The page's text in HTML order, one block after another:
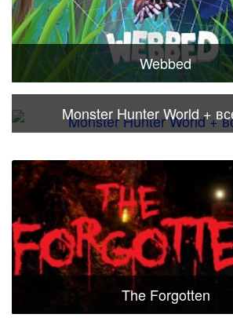
Webbed
Monster Hunter World +
The Forgotten